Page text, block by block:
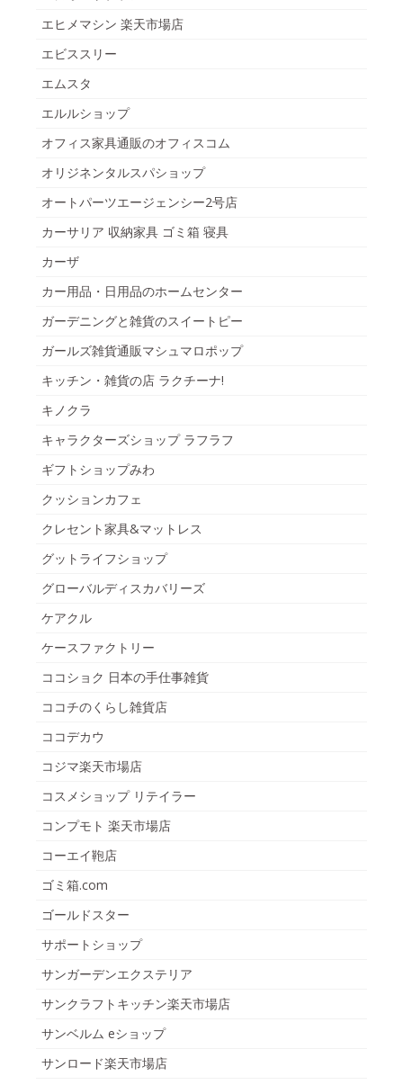
エヒメマシン 楽天市場店
エビススリー
エムスタ
エルルショップ
オフィス家具通販のオフィスコム
オリジネンタルスパショップ
オートパーツエージェンシー2号店
カーサリア 収納家具 ゴミ箱 寝具
カーザ
カー用品・日用品のホームセンター
ガーデニングと雑貨のスイートピー
ガールズ雑貨通販マシュマロポップ
キッチン・雑貨の店 ラクチーナ!
キノクラ
キャラクターズショップ ラフラフ
ギフトショップみわ
クッションカフェ
クレセント家具&マットレス
グットライフショップ
グローバルディスカバリーズ
ケアクル
ケースファクトリー
ココショク 日本の手仕事雑貨
ココチのくらし雑貨店
ココデカウ
コジマ楽天市場店
コスメショップ リテイラー
コンプモト 楽天市場店
コーエイ鞄店
ゴミ箱.com
ゴールドスター
サポートショップ
サンガーデンエクステリア
サンクラフトキッチン楽天市場店
サンベルム eショップ
サンロード楽天市場店